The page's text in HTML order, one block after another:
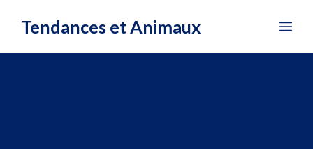
Tendances et Animaux